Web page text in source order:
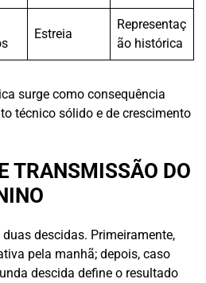
Estreia
Representaç
ão histórica
surge como consequência
técnico sólido e de crescimento
TRANSMISSÃO DO
descidas. Primeiramente,
pela manhã; depois, caso
descida define o resultado